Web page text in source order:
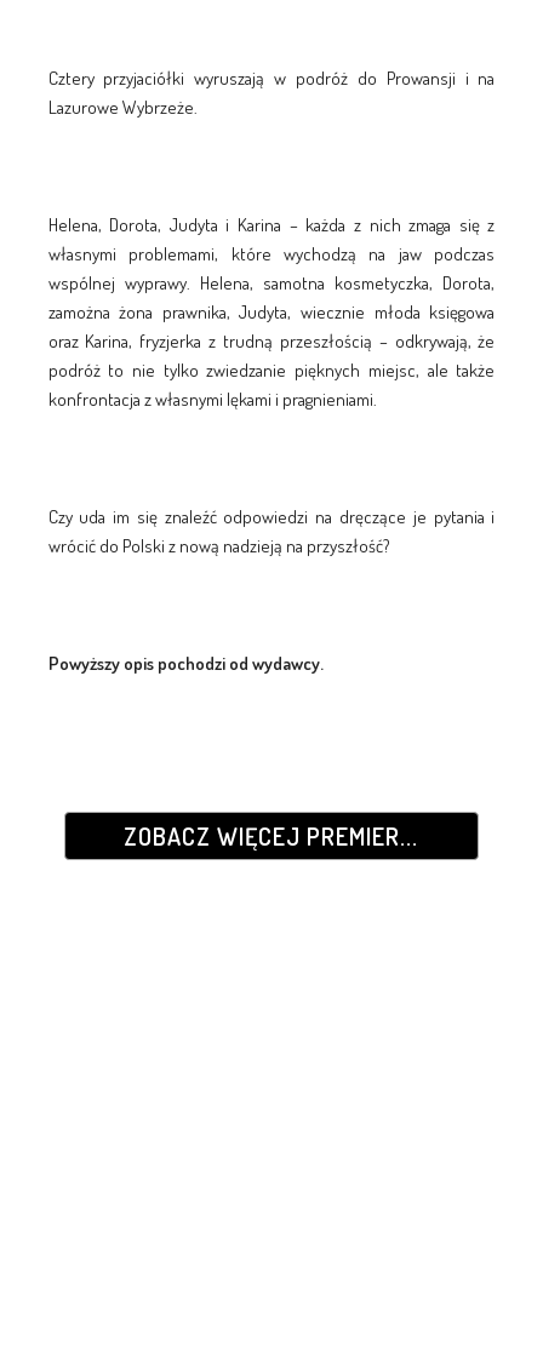
Cztery przyjaciółki wyruszają w podróż do Prowansji i na
Lazurowe Wybrzeże.
Helena, Dorota, Judyta i Karina – każda z nich zmaga się z
własnymi problemami, które wychodzą na jaw podczas
wspólnej wyprawy. Helena, samotna kosmetyczka, Dorota,
zamożna żona prawnika, Judyta, wiecznie młoda księgowa
oraz Karina, fryzjerka z trudną przeszłością – odkrywają, że
podróż to nie tylko zwiedzanie pięknych miejsc, ale także
konfrontacja z własnymi lękami i pragnieniami.
Czy uda im się znaleźć odpowiedzi na dręczące je pytania i
wrócić do Polski z nową nadzieją na przyszłość?
Powyższy opis pochodzi od wydawcy.
ZOBACZ WIĘCEJ PREMIER...